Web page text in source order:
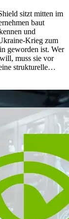
sitzt mitten im
baut
und
Krieg zum
geworden ist. Wer
muss sie vor
strukturelle…